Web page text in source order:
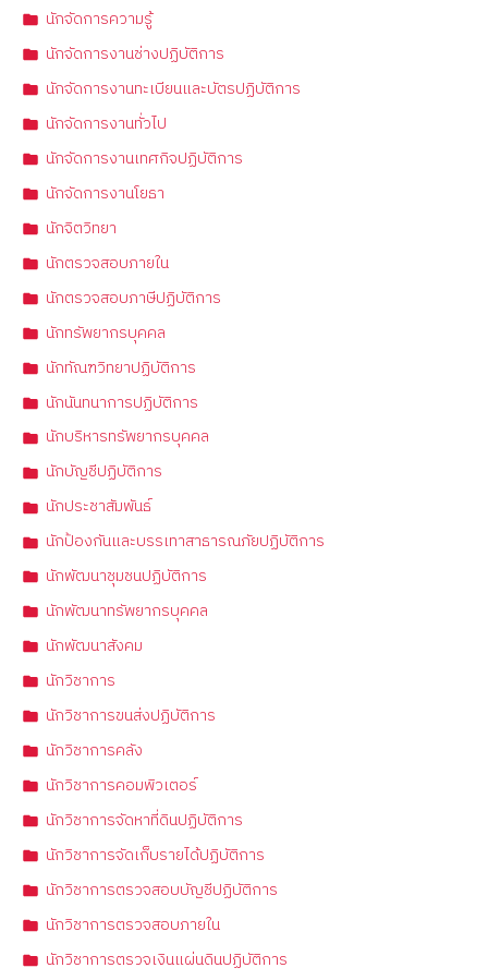
นักจัดการความรู้
นักจัดการงานช่างปฏิบัติการ
นักจัดการงานทะเบียนและบัตรปฏิบัติการ
นักจัดการงานทั่วไป
นักจัดการงานเทศกิจปฏิบัติการ
นักจัดการงานโยธา
นักจิตวิทยา
นักตรวจสอบภายใน
นักตรวจสอบภาษีปฏิบัติการ
นักทรัพยากรบุคคล
นักทัณฑวิทยาปฏิบัติการ
นักนันทนาการปฏิบัติการ
นักบริหารทรัพยากรบุคคล
นักบัญชีปฏิบัติการ
นักประชาสัมพันธ์
นักป้องกันและบรรเทาสาธารณภัยปฏิบัติการ
นักพัฒนาชุมชนปฏิบัติการ
นักพัฒนาทรัพยากรบุคคล
นักพัฒนาสังคม
นักวิชาการ
นักวิชาการขนส่งปฏิบัติการ
นักวิชาการคลัง
นักวิชาการคอมพิวเตอร์
นักวิชาการจัดหาที่ดินปฏิบัติการ
นักวิชาการจัดเก็บรายได้ปฏิบัติการ
นักวิชาการตรวจสอบบัญชีปฏิบัติการ
นักวิชาการตรวจสอบภายใน
นักวิชาการตรวจเงินแผ่นดินปฏิบัติการ